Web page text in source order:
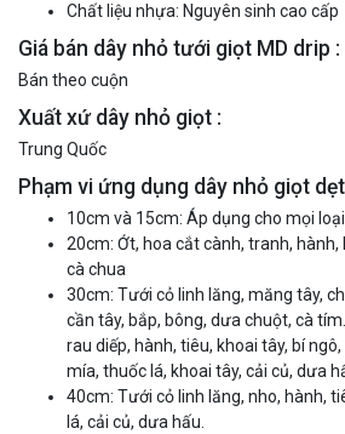
Chất liệu nhựa: Nguyên sinh cao cấp
Giá bán dây nhỏ tưới giọt MD drip :
Bán theo cuộn
Xuất xứ dây nhỏ giọt :
Trung Quốc
Phạm vi ứng dụng dây nhỏ giọt
10cm và 15cm: Áp dụng cho mọi
20cm: Ớt, hoa cắt cành, tranh, hành,
cà chua
30cm: Tưới cỏ linh lăng, măng tây,
cần tây, bắp, bông, dưa chuột, cà
rau diếp, hành, tiêu, khoai tây, bí
mía, thuốc lá, khoai tây, cải củ, dưa
40cm: Tưới cỏ linh lăng, nho, hành,
lá, cải củ, dưa hấu.